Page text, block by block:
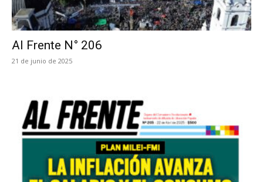
Al Frente N° 206
21 de junio de 2025